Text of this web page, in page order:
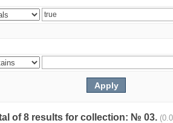
of 8 results for collection: № 03.